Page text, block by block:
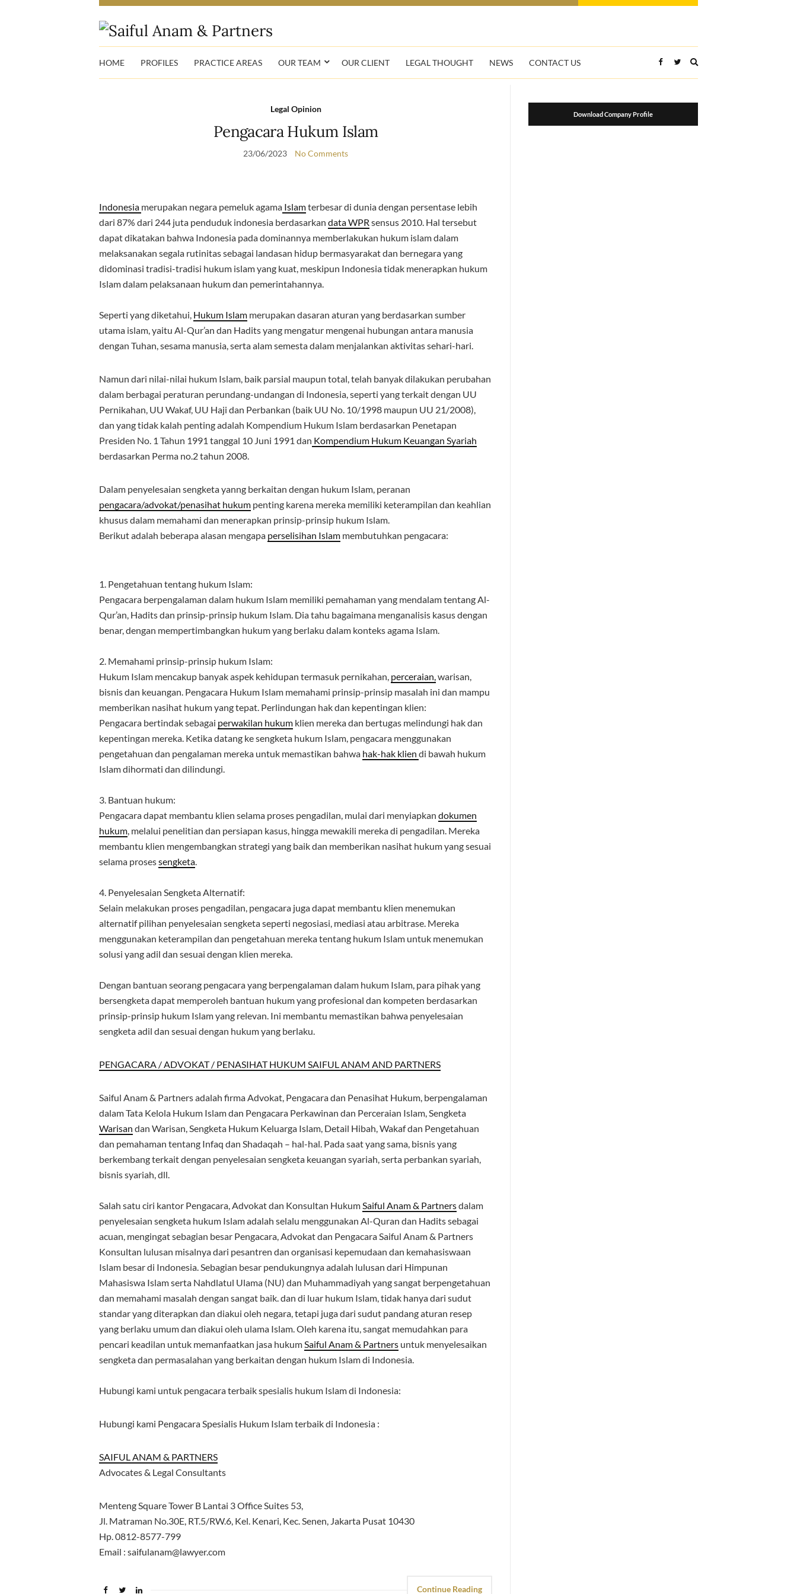
HOME PROFILES PRACTICE AREAS OUR TEAM OUR CLIENT LEGAL THOUGHT NEWS CONTACT US
Legal Opinion
Pengacara Hukum Islam
23/06/2023 No Comments
Indonesia merupakan negara pemeluk agama Islamterbesar di dunia dengan persentase lebih
dari 87% dari 244 juta penduduk indonesia berdasarkan data WPR sensus 2010. Hal tersebut
dapat dikatakan bahwa Indonesia pada dominannya memberlakukan hukum islam dalam
melaksanakan segala rutinitas sebagai landasan hidup bermasyarakat dan bernegara yang
didominasi tradisi-tradisi hukum islam yang kuat, meskipun Indonesia tidak menerapkan hukum
Islam dalam pelaksanaan hukum dan pemerintahannya.
Seperti yang diketahui, Hukum Islam merupakan dasaran aturan yang berdasarkan sumber
utama islam, yaitu Al-Qur’an dan Hadits yang mengatur mengenai hubungan antara manusia
dengan Tuhan, sesama manusia, serta alam semesta dalam menjalankan aktivitas sehari-hari.
Namun dari nilai-nilai hukum Islam, baik parsial maupun total, telah banyak dilakukan perubahan
dalam berbagai peraturan perundang-undangan di Indonesia, seperti yang terkait dengan UU
Pernikahan, UU Wakaf, UU Haji dan Perbankan (baik UU No. 10/1998 maupun UU 21/2008),
dan yang tidak kalah penting adalah Kompendium Hukum Islam berdasarkan Penetapan
Presiden No. 1 Tahun 1991 tanggal 10 Juni 1991 dan Kompendium Hukum Keuangan Syariah
berdasarkan Perma no.2 tahun 2008.
Dalam penyelesaian sengketa yanng berkaitan dengan hukum Islam, peranan
pengacara/advokat/penasihat hukum penting karena mereka memiliki keterampilan dan keahlian
khusus dalam memahami dan menerapkan prinsip-prinsip hukum Islam.
Berikut adalah beberapa alasan mengapa perselisihan Islam membutuhkan pengacara:
1. Pengetahuan tentang hukum Islam:
Pengacara berpengalaman dalam hukum Islam memiliki pemahaman yang mendalam tentang Al-
Qur’an, Hadits dan prinsip-prinsip hukum Islam. Dia tahu bagaimana menganalisis kasus dengan
benar, dengan mempertimbangkan hukum yang berlaku dalam konteks agama Islam.
2. Memahami prinsip-prinsip hukum Islam:
Hukum Islam mencakup banyak aspek kehidupan termasuk pernikahan, perceraian,warisan,
bisnis dan keuangan. Pengacara Hukum Islam memahami prinsip-prinsip masalah ini dan mampu
memberikan nasihat hukum yang tepat. Perlindungan hak dan kepentingan klien:
Pengacara bertindak sebagai perwakilan hukum klien mereka dan bertugas melindungi hak dan
kepentingan mereka. Ketika datang ke sengketa hukum Islam, pengacara menggunakan
pengetahuan dan pengalaman mereka untuk memastikan bahwa hak-hak klien di bawah hukum
Islam dihormati dan dilindungi.
3. Bantuan hukum:
Pengacara dapat membantu klien selama proses pengadilan, mulai dari menyiapkan dokumen
hukum, melalui penelitian dan persiapan kasus, hingga mewakili mereka di pengadilan. Mereka
membantu klien mengembangkan strategi yang baik dan memberikan nasihat hukum yang sesuai
selama prosessengketa.
4. Penyelesaian Sengketa Alternatif:
Selain melakukan proses pengadilan, pengacara juga dapat membantu klien menemukan
alternatif pilihan penyelesaian sengketa seperti negosiasi, mediasi atau arbitrase. Mereka
menggunakan keterampilan dan pengetahuan mereka tentang hukum Islam untuk menemukan
solusi yang adil dan sesuai dengan klien mereka.
Dengan bantuan seorang pengacara yang berpengalaman dalam hukum Islam, para pihak yang
bersengketa dapat memperoleh bantuan hukum yang profesional dan kompeten berdasarkan
prinsip-prinsip hukum Islam yang relevan. Ini membantu memastikan bahwa penyelesaian
sengketa adil dan sesuai dengan hukum yang berlaku.
PENGACARA / ADVOKAT / PENASIHAT HUKUM SAIFUL ANAM AND PARTNERS
Saiful Anam & Partners adalah firma Advokat, Pengacara dan Penasihat Hukum, berpengalaman
dalam Tata Kelola Hukum Islam dan Pengacara Perkawinan dan Perceraian Islam, Sengketa
Warisan dan Warisan, Sengketa Hukum Keluarga Islam, Detail Hibah, Wakaf dan Pengetahuan
dan pemahaman tentang Infaq dan Shadaqah – hal-hal. Pada saat yang sama, bisnis yang
berkembang terkait dengan penyelesaian sengketa keuangan syariah, serta perbankan syariah,
bisnis syariah, dll.
Salah satu ciri kantor Pengacara, Advokat dan Konsultan HukumSaiful Anam & Partnersdalam
penyelesaian sengketa hukum Islam adalah selalu menggunakan Al-Quran dan Hadits sebagai
acuan, mengingat sebagian besar Pengacara, Advokat dan Pengacara Saiful Anam & Partners
Konsultan lulusan misalnya dari pesantren dan organisasi kepemudaan dan kemahasiswaan
Islam besar di Indonesia. Sebagian besar pendukungnya adalah lulusan dari Himpunan
Mahasiswa Islam serta Nahdlatul Ulama (NU) dan Muhammadiyah yang sangat berpengetahuan
dan memahami masalah dengan sangat baik. dan di luar hukum Islam, tidak hanya dari sudut
standar yang diterapkan dan diakui oleh negara, tetapi juga dari sudut pandang aturan resep
yang berlaku umum dan diakui oleh ulama Islam. Oleh karena itu, sangat memudahkan para
pencari keadilan untuk memanfaatkan jasa hukumSaiful Anam & Partners untuk menyelesaikan
sengketa dan permasalahan yang berkaitan dengan hukum Islam di Indonesia.
Hubungi kami untuk pengacara terbaik spesialis hukum Islam di Indonesia:
Hubungi kami Pengacara Spesialis Hukum Islam terbaik di Indonesia :
SAIFUL ANAM & PARTNERS
Advocates & Legal Consultants
Menteng Square Tower B Lantai 3 Office Suites 53,
Jl. Matraman No.30E, RT.5/RW.6, Kel. Kenari, Kec. Senen, Jakarta Pusat 10430
Hp. 0812-8577-799
Email : saifulanam@lawyer.com
Continue Reading
Download Company Profile